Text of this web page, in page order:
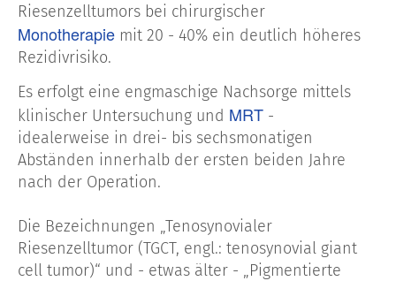
Riesenzelltumors bei chirurgischer
Monotherapie mit 20 - 40% ein deutlich höheres
Rezidivrisiko.
Es erfolgt eine engmaschige Nachsorge mittels
klinischer Untersuchung und MRT -
idealerweise in drei- bis sechsmonatigen
Abständen innerhalb der ersten beiden Jahre
nach der Operation.
Die Bezeichnungen „Tenosynovialer
Riesenzelltumor (TGCT, engl.: tenosynovial giant
cell tumor)“ und - etwas älter - „Pigmentierte